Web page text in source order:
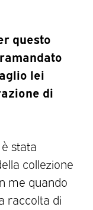
questo
lei
di
stata
collezione
me quando
raccolta di